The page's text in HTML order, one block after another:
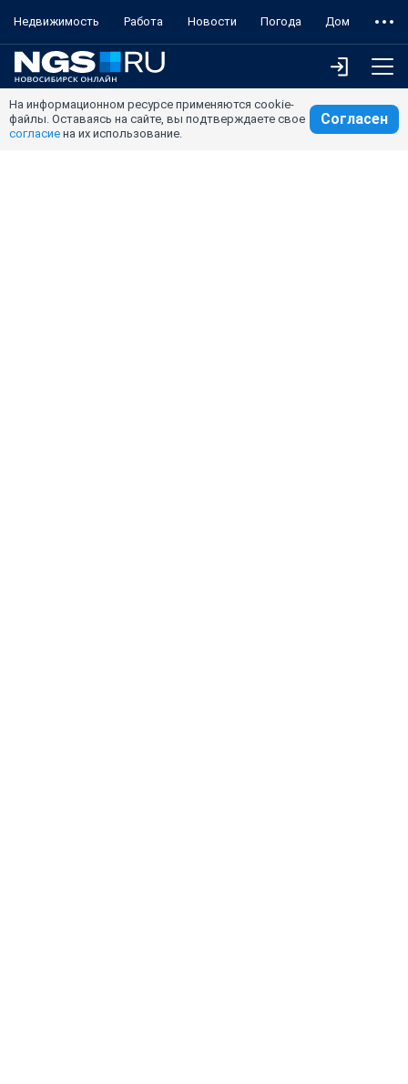
Недвижимость Работа Новости Погода Дом
На информационном ресурсе применяются cookie-
файлы. Оставаясь на сайте, вы подтверждаете свое
согласие на их использование.
Согласен